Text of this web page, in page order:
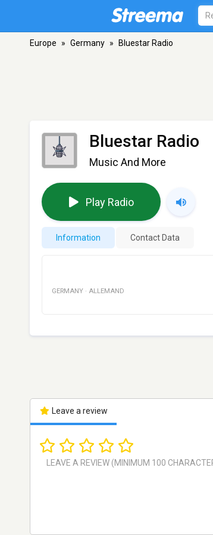
Europe » Germany » Bluestar Radio
Bluestar Radio
Music And More
Play Radio
Information Contact Data
GERMANY · ALLEMAND
Leave a review